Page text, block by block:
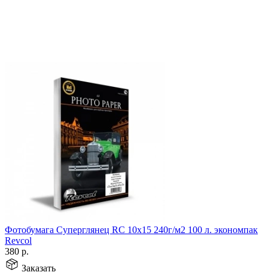
Фотобумага Суперглянец RC 10х15 240г/м2 100 л. экономпак
Revcol
380 р.
Заказать